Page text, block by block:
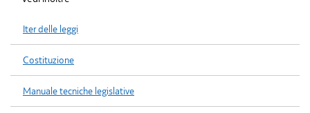
Iter delle leggi
Costituzione
Manuale tecniche legislative